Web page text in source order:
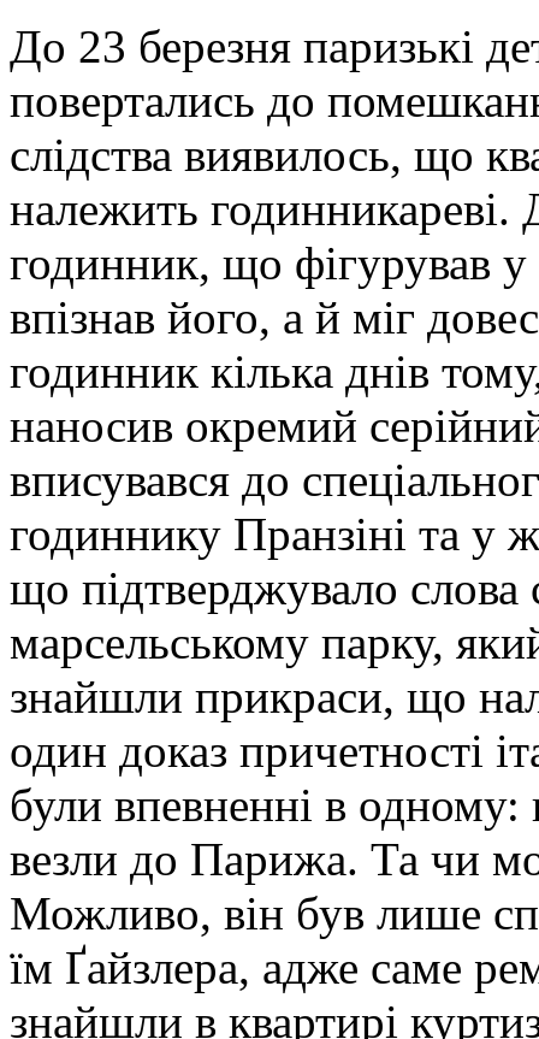
До 23 березня паризькі
повертались до
слідства виявилось, що
належить годинникареві.
годинник, що фігурував
впізнав його, а й міг
годинник кілька днів
наносив окремий
вписувався до
годиннику Пранзіні та у
що підтверджувало слова
марсельському парку,
знайшли прикраси, що
один доказ причетності
були впевненні в одному:
везли до Парижа. Та чи
Можливо, він був лише
їм Ґайзлера, адже саме
знайшли в квартирі